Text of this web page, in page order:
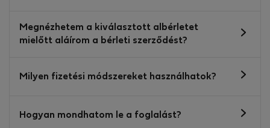
Megnézhetem a kiválasztott albérletet
mielőtt aláírom a bérleti szerződést?
Milyen fizetési módszereket használhatok?
Hogyan mondhatom le a foglalást?